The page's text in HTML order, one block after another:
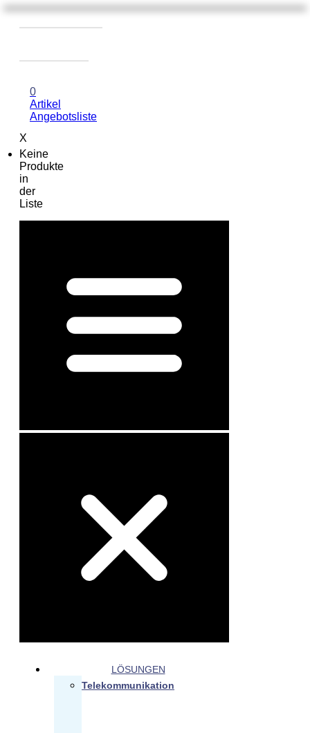
0
Artikel
Angebotsliste
X
Keine
Produkte
in
der
Liste
LÖSUNGEN
Telekommunikation